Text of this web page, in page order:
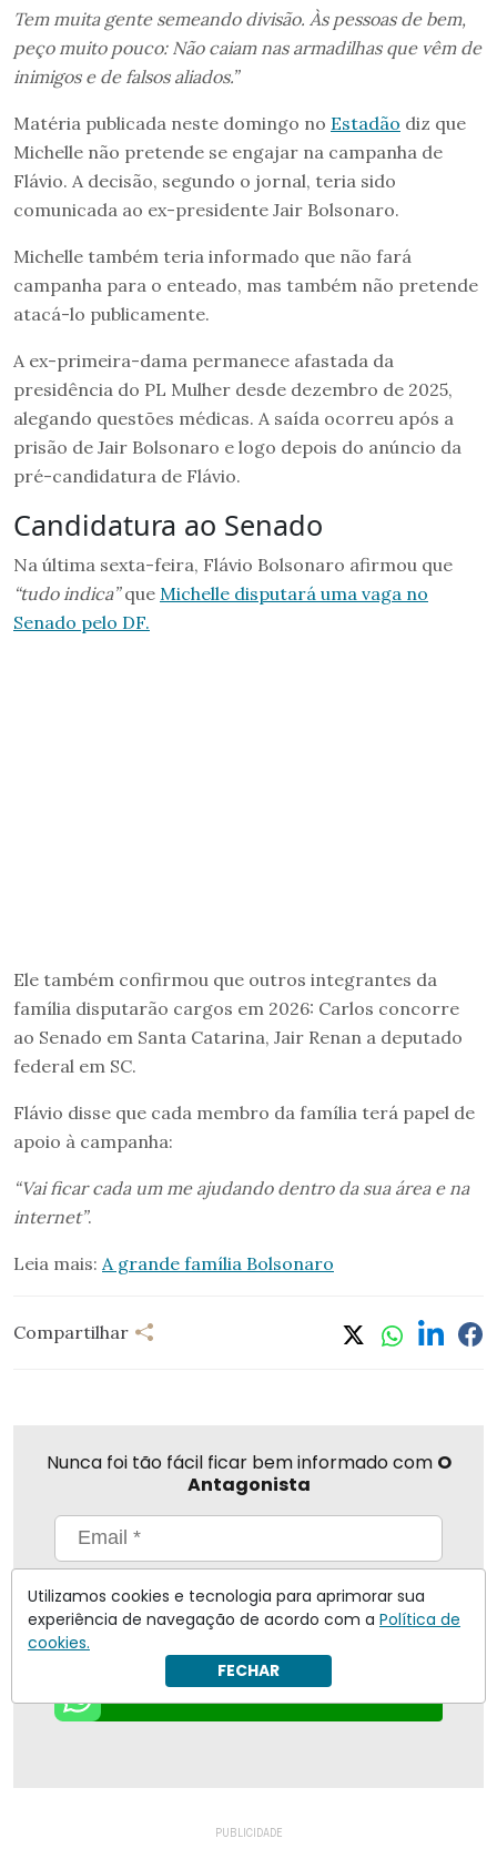
Tem muita gente semeando divisão. Às pessoas de bem,
peço muito pouco: Não caiam nas armadilhas que vêm de
inimigos e de falsos aliados.”
Matéria publicada neste domingo no Estadão diz que
Michelle não pretende se engajar na campanha de
Flávio. A decisão, segundo o jornal, teria sido
comunicada ao ex-presidente Jair Bolsonaro.
Michelle também teria informado que não fará
campanha para o enteado, mas também não pretende
atacá-lo publicamente.
A ex-primeira-dama permanece afastada da
presidência do PL Mulher desde dezembro de 2025,
alegando questões médicas. A saída ocorreu após a
prisão de Jair Bolsonaro e logo depois do anúncio da
pré-candidatura de Flávio.
Candidatura ao Senado
Na última sexta-feira, Flávio Bolsonaro afirmou que
“tudo indica”que Michelle disputará uma vaga no
Senado pelo DF.
Ele também confirmou que outros integrantes da
família disputarão cargos em 2026: Carlos concorre
ao Senado em Santa Catarina, Jair Renan a deputado
federal em SC.
Flávio disse que cada membro da família terá papel de
apoio à campanha:
“Vai ficar cada um me ajudando dentro da sua área e na
internet”.
Leia mais: A grande família Bolsonaro
Compartilhar
Nunca foi tão fácil ficar bem informado com O
Antagonista
informações reveja nossaPolítica de Privacidade .
Inscreva-se
Utilizamos cookies e tecnologia para aprimorar sua
experiência de navegação de acordo com a Política de
cookies.
FECHAR